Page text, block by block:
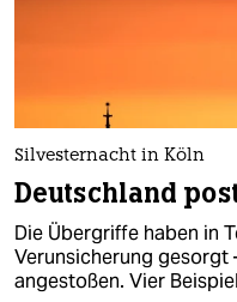
Silvesternacht in Köln
Deutschland
Die Übergriffe haben in
Verunsicherung gesorgt
angestoßen. Vier